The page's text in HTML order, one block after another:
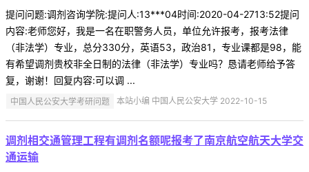
提问问题:调剂咨询学院:提问人:13***04时间:2020-04-2713:52提问
内容:老师您好，我是一名在职警务人员，单位允许报考，报考法律
（非法学）专业，总分330分，英语53，政治81，专业课都是98，能
有希望调剂贵校非全日制的法律（非法学）专业吗？恳请老师给予答
复，谢谢！回复内容:可以调 ...
中国人民公安大学考研问题 本站小编 中国人民公安大学 2022-10-15
调剂相交通管理工程有调剂名额呢报考了南京航空航天大学交
通运输